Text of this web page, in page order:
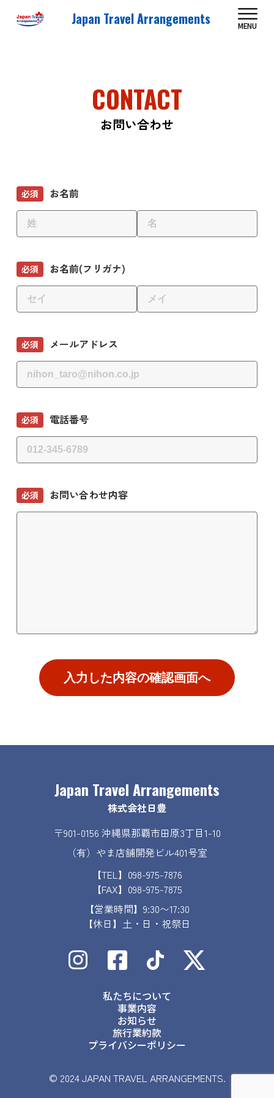
Japan Travel Arrangements MENU
CONTACT
お問い合わせ
必須 お名前
必須 お名前(フリガナ)
必須 メールアドレス
必須 電話番号
必須 お問い合わせ内容
入力した内容の確認画面へ
Japan Travel Arrangements
株式会社日豊
〒901-0156 沖縄県那覇市田原3丁目1-10
（有）やま店舗開発ビル401号室
【TEL】098-975-7876
【FAX】098-975-7875
【営業時間】9:30〜17:30
【休日】土・日・祝祭日
私たちについて
事業内容
お知らせ
旅行業約款
プライバシーポリシー
© 2024 JAPAN TRAVEL ARRANGEMENTS.